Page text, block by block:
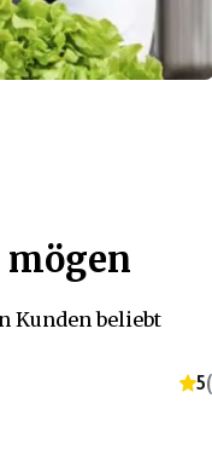
mögen
Kunden beliebt
5(